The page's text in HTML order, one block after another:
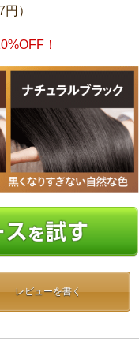
）
！
レビューを書く